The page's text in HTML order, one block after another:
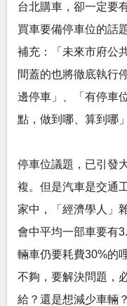
台北購車，卻一定要
買車要備停車位的話
補充：「未來市府公
間蓋的也將徹底執行
邊停車」、「有停車
點，做到哪、算到哪」
停車位議題，已引發
複。但是汽車是交通
家中，「經濟學人」
會中平均一部車要有
輛車仍要耗費30%的
不夠，要解決問題，
給？還是想減少車輛